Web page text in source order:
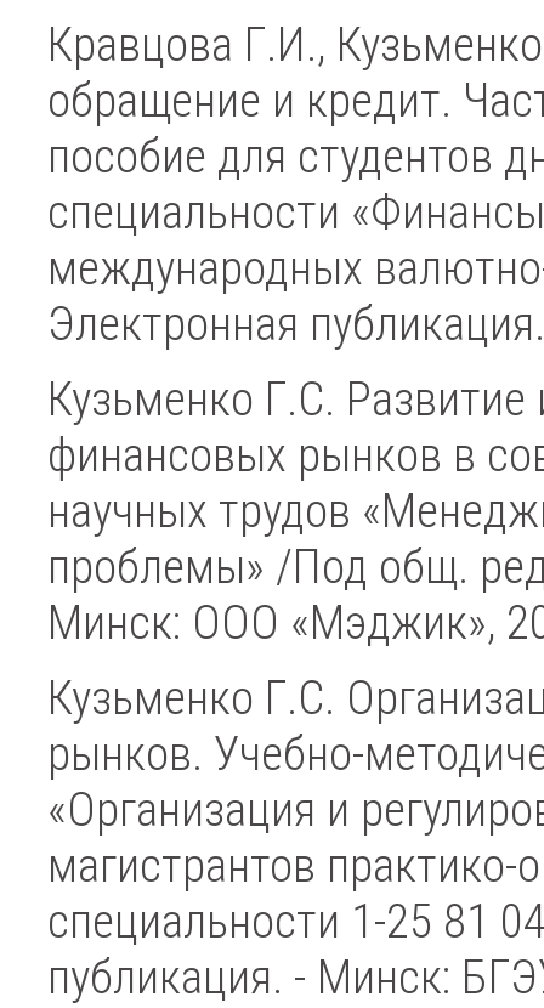
Кравцова Г.И.,
обращение и кредит.
пособие для студентов
специальности
международных
Электронная
Кузьменко Г.С. Развитие
финансовых рынков в
научных трудов
проблемы» /Под общ.
Минск: ООО «Мэджик»,
Кузьменко Г.С.
рынков. Учебно-
«Организация и
магистрантов
специальности 1-25 81
публикация. - Минск: